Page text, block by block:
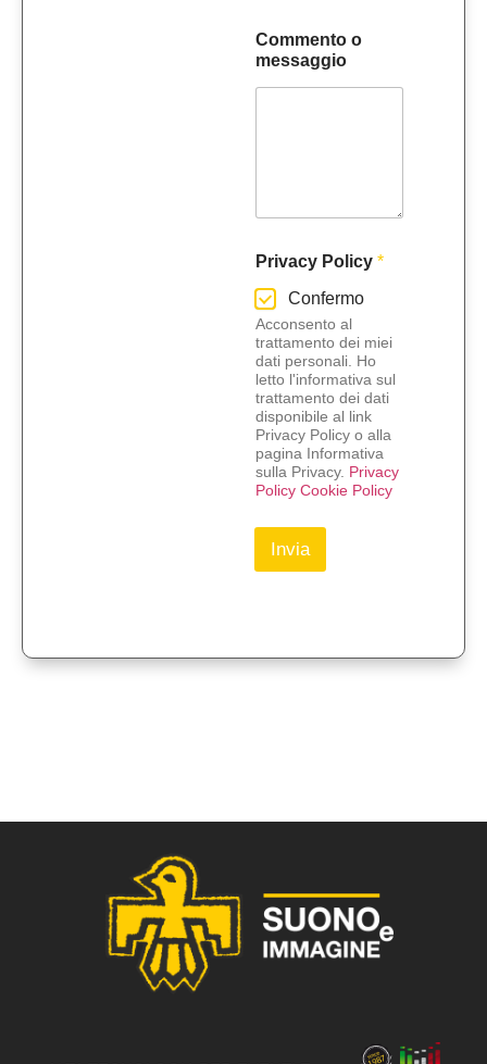
Commento o
messaggio
Privacy Policy *
Confermo
Acconsento al
trattamento dei miei
dati personali. Ho
letto l'informativa sul
trattamento dei dati
disponibile al link
Privacy Policy o alla
pagina Informativa
sulla Privacy. Privacy
Policy Cookie Policy
Invia